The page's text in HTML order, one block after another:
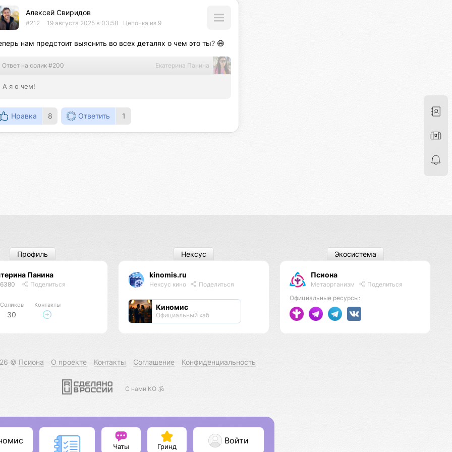
Алексей Свиридов
#212 19 августа 2025 в 03:58 Цепочка из 9
нам предстоит выяснить во всех деталях о чем это ты? 😄
Ответ на солик #200 Екатерина Панина
А я о чем!
Нравка 8 Ответить 1
Панина
Поделиться
Соликов
30
Контакты
Профиль
kinomis.ru
Нексус кино Поделиться
Киномис
Официальный хаб
Нексус
Псиона
Метаорганизм
Поделиться
Официальные ресурсы:
Экосистема
© Псиона О проекте Контакты Соглашение Конфиденциальность
С нами КО 🕉️
Чаты Гринд
Войти